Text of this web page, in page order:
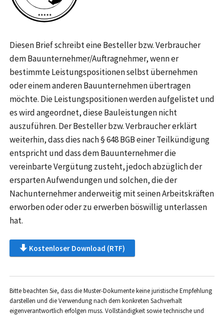
Diesen Brief schreibt eine Besteller bzw. Verbraucher
dem Bauunternehmer/Auftragnehmer, wenn er
bestimmte Leistungspositionen selbst übernehmen
oder einem anderen Bauunternehmen übertragen
möchte. Die Leistungspositionen werden aufgelistet und
es wird angeordnet, diese Bauleistungen nicht
auszuführen. Der Besteller bzw. Verbraucher erklärt
weiterhin, dass dies nach § 648 BGB einer Teilkündigung
entspricht und dass dem Bauunternehmer die
vereinbarte Vergütung zusteht, jedoch abzüglich der
ersparten Aufwendungen und solchen, die der
Nachunternehmer anderweitig mit seinen Arbeitskräften
erworben oder oder zu erwerben böswillig unterlassen
hat.
Kostenloser Download (RTF)
Bitte beachten Sie, dass die Muster-Dokumente keine juristische Empfehlung
darstellen und die Verwendung nach dem konkreten Sachverhalt
eigenverantwortlich erfolgen muss. Vollständigkeit sowie technische und